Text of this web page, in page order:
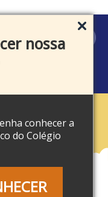
nossa
conhecer a
do Colégio